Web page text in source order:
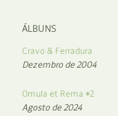
ÁLBUNS
Cravo & Ferradura
Dezembro de 2004
Omula et Rema #2
Agosto de 2024